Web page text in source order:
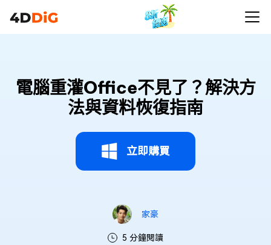
電腦重灌Office不見了？解決方
法與資料恢復指南
立即購買
家豪
5 分鐘閱讀